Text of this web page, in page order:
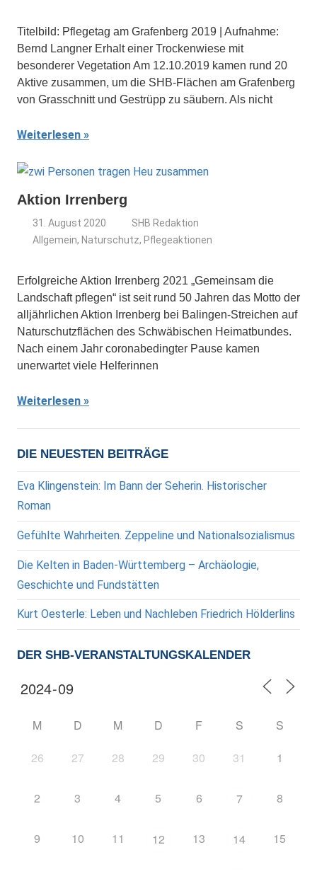
Titelbild: Pflegetag am Grafenberg 2019 | Aufnahme:
Bernd Langner Erhalt einer Trockenwiese mit
besonderer Vegetation Am 12.10.2019 kamen rund 20
Aktive zusammen, um die SHB-Flächen am Grafenberg
von Grasschnitt und Gestrüpp zu säubern. Als nicht
Weiterlesen
Aktion Irrenberg
31. August 2020
SHB Redaktion
Allgemein, Naturschutz, Pflegeaktionen
Erfolgreiche Aktion Irrenberg 2021 „Gemeinsam die
Landschaft pflegen“ ist seit rund 50 Jahren das Motto der
alljährlichen Aktion Irrenberg bei Balingen-Streichen auf
Naturschutzflächen des Schwäbischen Heimatbundes.
Nach einem Jahr coronabedingter Pause kamen
unerwartet viele Helferinnen
Weiterlesen
DIE NEUESTEN BEITRÄGE
Eva Klingenstein: Im Bann der Seherin. Historischer
Roman
Gefühlte Wahrheiten. Zeppeline und Nationalsozialismus
Die Kelten in Baden-Württemberg – Archäologie,
Geschichte und Fundstätten
Kurt Oesterle: Leben und Nachleben Friedrich Hölderlins
DER SHB-VERANSTALTUNGSKALENDER
M D M D F S S
26 27 28 29 30 31 1
2 3 4 5 6 7 8
9 10 11 12 13 14 15